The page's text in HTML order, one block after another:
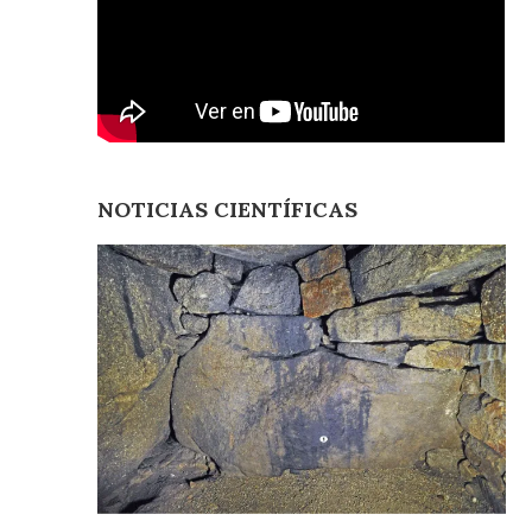
NOTICIAS CIENTÍFICAS